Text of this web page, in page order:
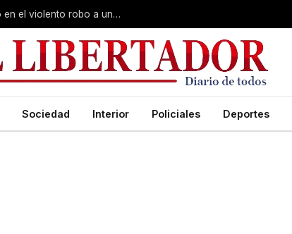
Curuzú Cuatiá: detuvieron a un séptimo implicado en el violento robo a una anciana
Sociedad Interior Policiales Deportes